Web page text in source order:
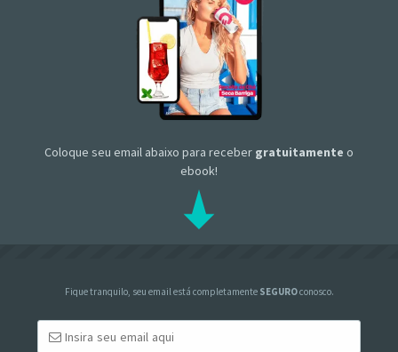
Coloque seu email abaixo para receber gratuitamente o
ebook!
Fique tranquilo, seu email está completamente SEGUROconosco.